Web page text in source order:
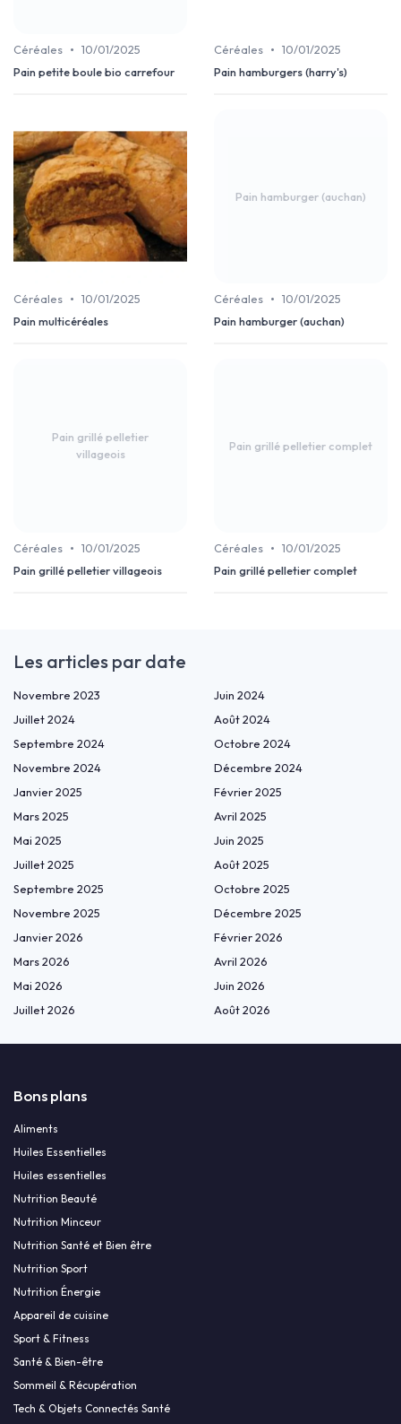
Céréales • 10/01/2025
Pain petite boule bio carrefour
Céréales • 10/01/2025
Pain hamburgers (harry's)
Céréales • 10/01/2025
Pain multicéréales
Pain hamburger (auchan)
Céréales • 10/01/2025
Pain hamburger (auchan)
Pain grillé pelletier
villageois
Céréales • 10/01/2025
Pain grillé pelletier villageois
Pain grillé pelletier complet
Céréales • 10/01/2025
Pain grillé pelletier complet
Les articles par date
Novembre 2023
Juin 2024
Juillet 2024
Août 2024
Septembre 2024
Octobre 2024
Novembre 2024
Décembre 2024
Janvier 2025
Février 2025
Mars 2025
Avril 2025
Mai 2025
Juin 2025
Juillet 2025
Août 2025
Septembre 2025
Octobre 2025
Novembre 2025
Décembre 2025
Janvier 2026
Février 2026
Mars 2026
Avril 2026
Mai 2026
Juin 2026
Juillet 2026
Août 2026
Bons plans
Aliments
Huiles Essentielles
Huiles essentielles
Nutrition Beauté
Nutrition Minceur
Nutrition Santé et Bien être
Nutrition Sport
Nutrition Énergie
Appareil de cuisine
Sport & Fitness
Santé & Bien-être
Sommeil & Récupération
Tech & Objets Connectés Santé